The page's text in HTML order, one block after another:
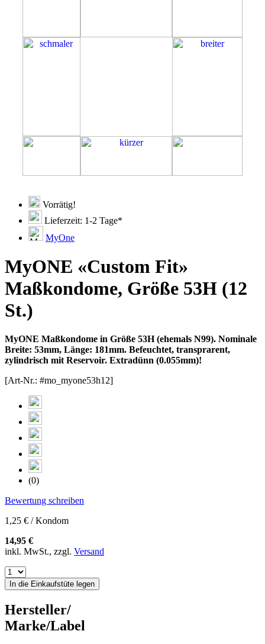
Vorrätig!
Lieferzeit: 1-2 Tage*
MyOne
MyONE «Custom Fit»
Maßkondome, Größe 53H (12
St.)
MyONE Maßkondome in Größe 53H (ehemals N99). Nominale
Breite: 53mm, Länge: 181mm. Befeuchtet, transprarent,
zylindrisch mit Reservoir. Extradünn (0.055mm)!
[Art-Nr.: #mo_myone53h12]
(0)
Bewertung schreiben
1,25 € / Kondom
14,95 €
inkl. MwSt., zzgl. Versand
In die Einkaufstüte legen
Hersteller/
Marke/Label